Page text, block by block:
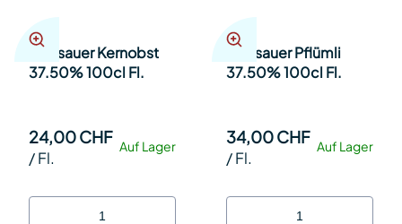
Willisauer Kernobst
37.50% 100cl Fl.
Auf Lager
24,00 CHF
/Fl.
Willisauer Pflümli
37.50% 100cl Fl.
Auf Lager
34,00 CHF
/Fl.